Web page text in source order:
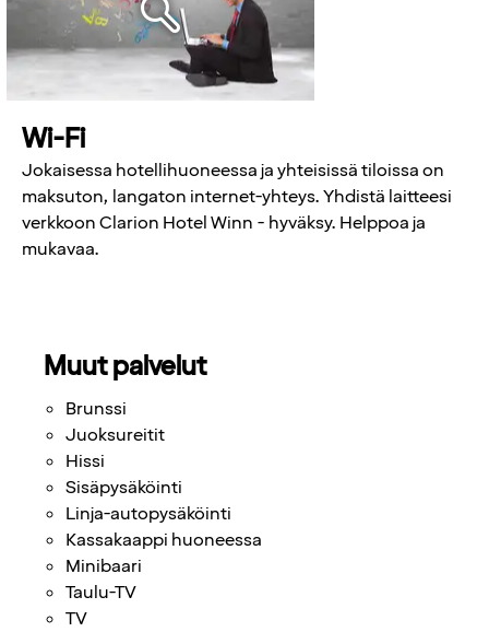
Wi-Fi
Jokaisessa hotellihuoneessa ja yhteisissä tiloissa on
maksuton, langaton internet-yhteys. Yhdistä laitteesi
verkkoon Clarion Hotel Winn - hyväksy. Helppoa ja
mukavaa.
Muut palvelut
Brunssi
Juoksureitit
Hissi
Sisäpysäköinti
Linja-autopysäköinti
Kassakaappi huoneessa
Minibaari
Taulu-TV
TV